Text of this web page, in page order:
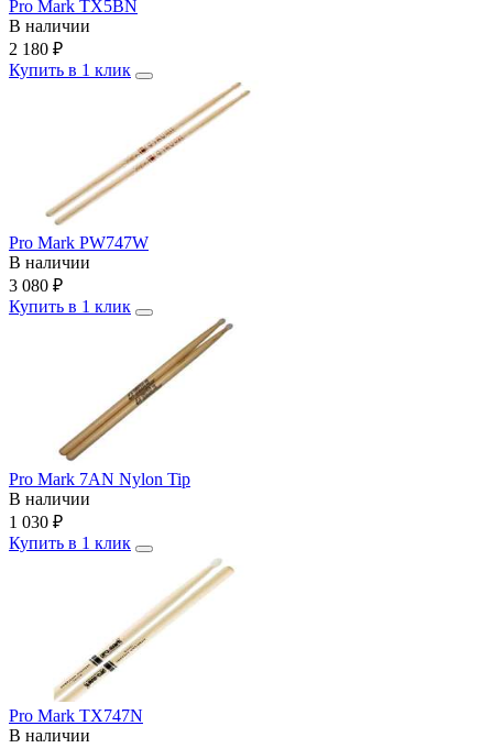
Pro Mark TX5BN
В наличии
2 180 ₽
Купить в 1 клик
Pro Mark PW747W
В наличии
3 080 ₽
Купить в 1 клик
Pro Mark 7AN Nylon Tip
В наличии
1 030 ₽
Купить в 1 клик
Pro Mark TX747N
В наличии